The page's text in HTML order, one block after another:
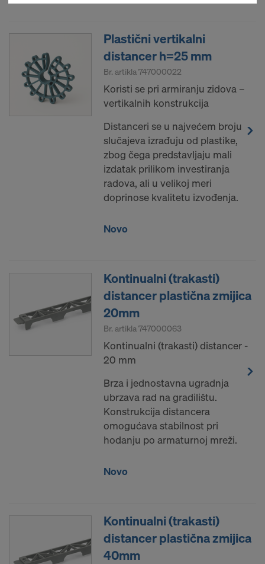
Plastični vertikalni
distancer h=25 mm
Br. artikla747000022
Koristi se pri armiranju zidova –
vertikalnih konstrukcija
Distanceri se u najvećem broju
slučajeva izrađuju od plastike,
zbog čega predstavljaju mali
izdatak prilikom investiranja
radova, ali u velikoj meri
doprinose kvalitetu izvođenja.
Novo
Kontinualni (trakasti)
distancer plastična zmijica
20mm
Br. artikla747000063
Kontinualni (trakasti) distancer -
20 mm
Brza i jednostavna ugradnja
ubrzava rad na gradilištu.
Konstrukcija distancera
omogućava stabilnost pri
hodanju po armaturnoj mreži.
Novo
Kontinualni (trakasti)
distancer plastična zmijica
40mm